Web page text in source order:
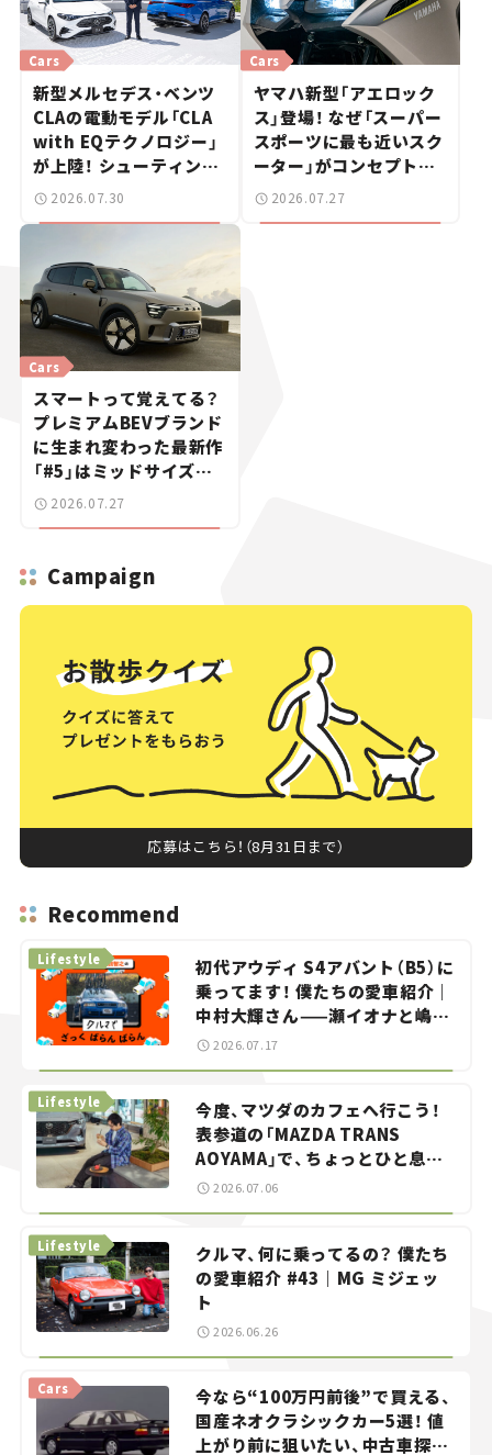
Cars
新型メルセデス・ベンツ
CLAの電動モデル「CLA
with EQテクノロジー」
が上陸！ シューティング
ブレークも発売【新車ニ
2026.07.30
Cars
ヤマハ新型「アエロック
ス」登場！ なぜ「スーパー
スポーツに最も近いスク
ーター」がコンセプトな
のか？【新車ニュース】
2026.07.27
Cars
スマートって覚えてる？
プレミアムBEVブランド
に生まれ変わった最新作
「#5」はミッドサイズ
SUV！【日本未発売のク
2026.07.27
Campaign
応募はこちら！（8月31日まで）
Recommend
初代アウディ S4アバント（B5）に
乗ってます！ 僕たちの愛車紹介｜
中村大輝さん——瀬イオナと嶋田
智之の「クルマでざっくばらんば
Lifestyle
2026.07.17
今度、マツダのカフェへ行こう！
表参道の「MAZDA TRANS
AOYAMA」で、ちょっとひと息。
——連載｜CCGとクルマでどうす
る？＜第13回＞
Lifestyle
2026.07.06
クルマ、何に乗ってるの？ 僕たち
の愛車紹介 #43｜MG ミジェッ
ト
Lifestyle
2026.06.26
今なら“100万円前後”で買える、
国産ネオクラシックカー5選！ 値
上がり前に狙いたい、中古車探し
Cars